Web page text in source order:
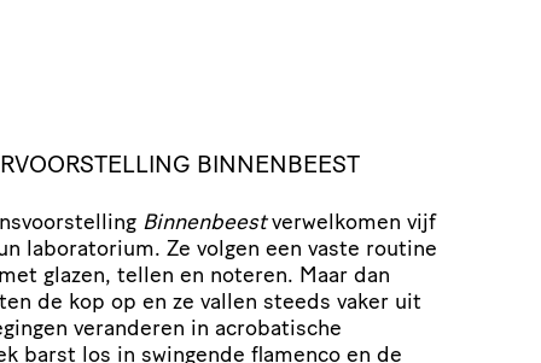
BINNENBEEST
Binnenbeestverwelkomen vijf
laboratorium. Ze volgen een vaste routine
glazen, tellen en noteren. Maar dan
de kop op en ze vallen steeds vaker uit
veranderen in acrobatische
barst los in swingende flamenco en de